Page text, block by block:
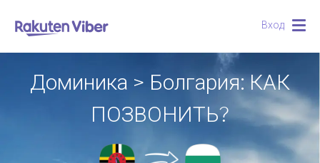
Вход
Доминика > Болгария: КАК
ПОЗВОНИТЬ?